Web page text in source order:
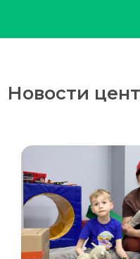
Новости